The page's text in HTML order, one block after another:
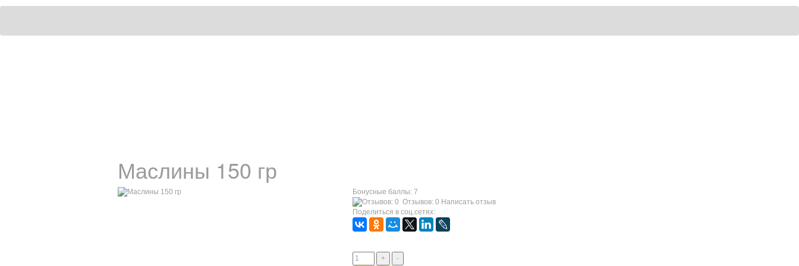
Маслины 150 гр
Бонусные баллы: 7
Отзывов: 0 Написать отзыв
Поделиться в соц.сетях:
+
-